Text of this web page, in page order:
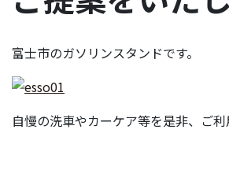
富士市のガソリンスタンドです。
自慢の洗車やカーケア等を是非、ご利